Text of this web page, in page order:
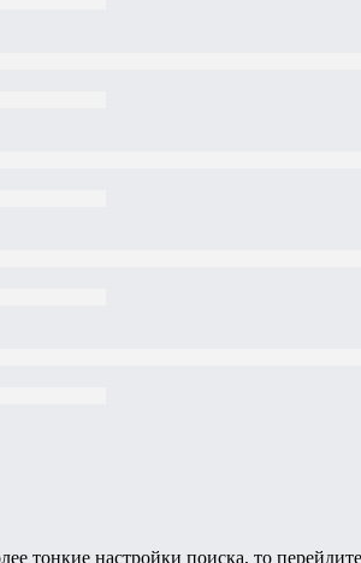
тонкие настройки поиска, то